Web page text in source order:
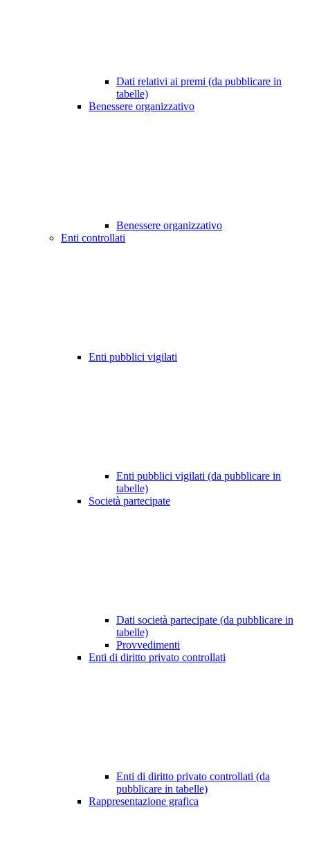
Dati relativi ai premi (da pubblicare in
tabelle)
Benessere organizzativo
Benessere organizzativo
Enti controllati
Enti pubblici vigilati
Enti pubblici vigilati (da pubblicare in
tabelle)
Società partecipate
Dati società partecipate (da pubblicare in
tabelle)
Provvedimenti
Enti di diritto privato controllati
Enti di diritto privato controllati (da
pubblicare in tabelle)
Rappresentazione grafica